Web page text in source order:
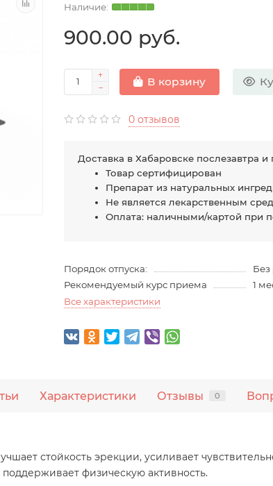
900.00 руб.
В корзину
0 отзывов
Доставка в Хабаровске послезавтра
Товар сертифицирован
Препарат из натуральных
Не является лекарственным
Оплата: наличными/картой при
Порядок отпуска:
Без
Рекомендуемый курс приема
1
Все характеристики
Характеристики Отзывы 0
стойкость эрекции, усиливает
физическую активность.